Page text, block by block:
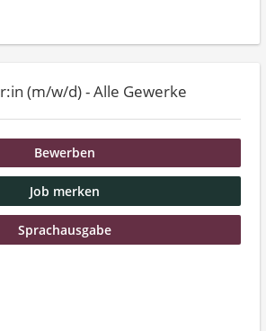
(m/w/d) - Alle Gewerke
Bewerben
Job merken
Sprachausgabe